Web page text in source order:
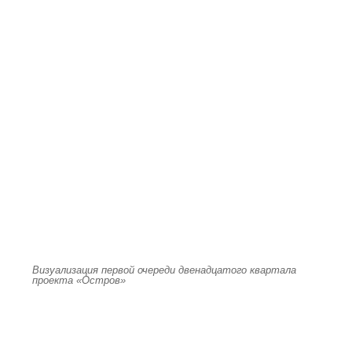
Визуализация первой очереди двенадцатого квартала
проекта «Остров»